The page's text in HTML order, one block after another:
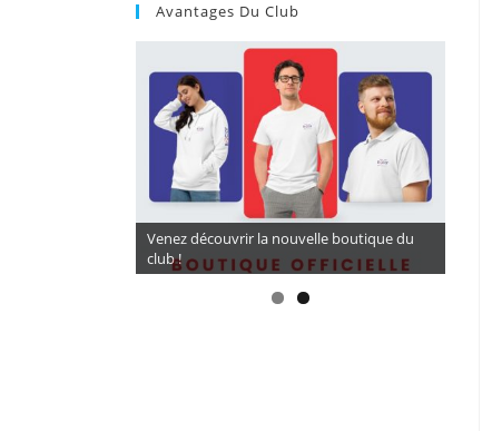
Avantages Du Club
CORDAGES A TARIF PRÉFÉRENTIEL 16,5€ (
BG 65) avec LARDE SPORTS
Venez découvrir la nouvelle boutique du
club !